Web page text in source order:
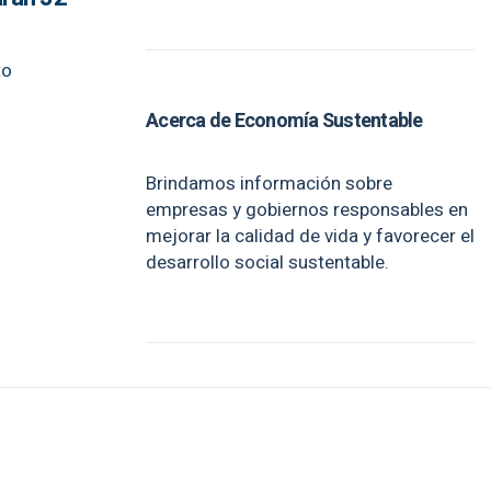
Acerca de Economía Sustentable
Brindamos información sobre
empresas y gobiernos responsables en
mejorar la calidad de vida y favorecer el
desarrollo social sustentable.